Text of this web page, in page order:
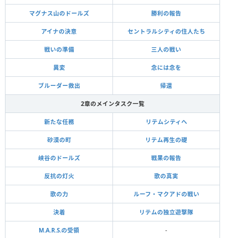
マグナス山のドールズ 勝利の報告
アイナの決意 セントラルシティの住人たち
戦いの準備 三人の戦い
異変 念には念を
ブルーダー救出 帰還
2章のメインタスク一覧
新たな任務 リテムシティへ
砂漠の町 リテム再生の礎
峡谷のドールズ 戦果の報告
反抗の灯火 歌の真実
歌の力 ルーフ・マクアドの戦い
決着 リテムの独立遊撃隊
M.A.R.S.の受領 -